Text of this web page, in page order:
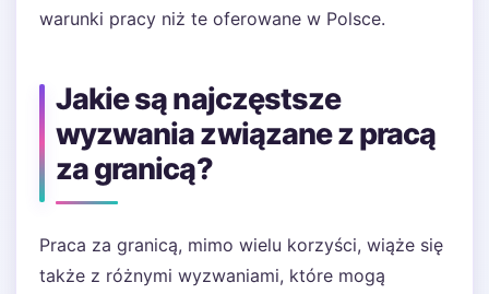
warunki pracy niż te oferowane w Polsce.
Jakie są najczęstsze
wyzwania związane z pracą
za granicą?
Praca za granicą, mimo wielu korzyści, wiąże się
także z różnymi wyzwaniami, które mogą